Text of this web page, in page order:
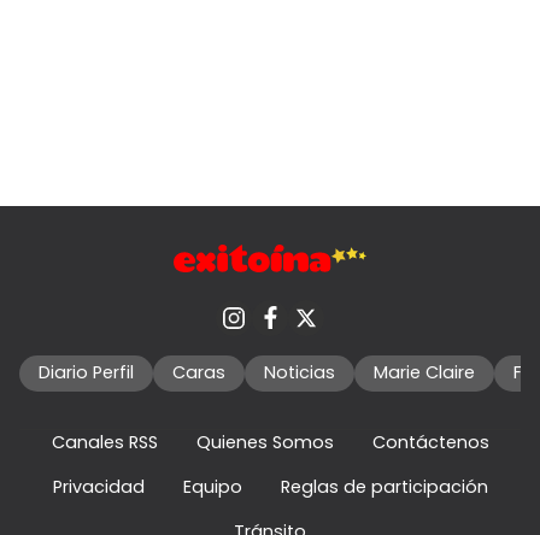
Diario Perfil Caras Noticias Marie Claire
Canales RSS Quienes Somos
Contáctenos
Privacidad
Equipo
Reglas de participación